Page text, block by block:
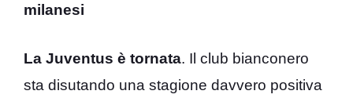
milanesi
La Juventus è tornata. Il club bianconero
sta disutando una stagione davvero positiva